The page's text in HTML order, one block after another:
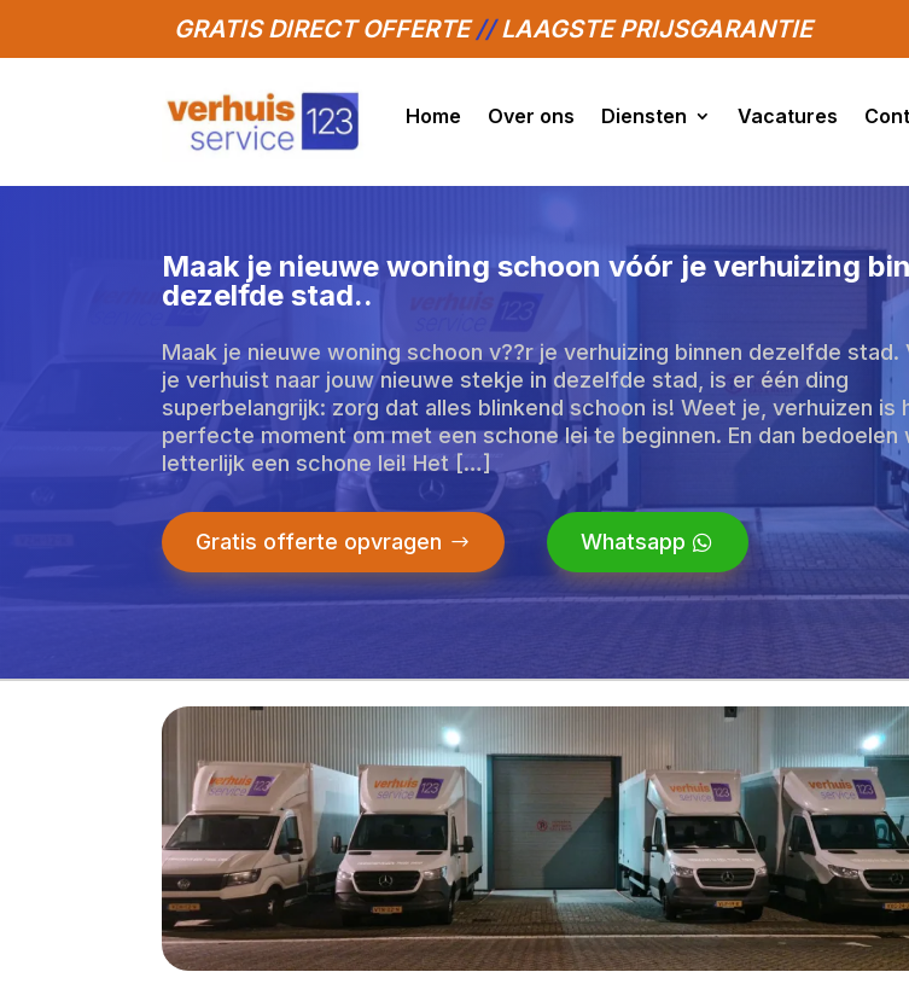
GRATIS DIRECT OFFERTE//LAAGSTE PRIJSGARANTIE
Home Over ons Diensten Vacatures
Maak je nieuwe woning schoon vóór je verhuizing
dezelfde stad.​.
Maak je nieuwe woning schoon v??r je verhuizing binnen dezelfde stad.
je verhuist naar jouw nieuwe stekje in dezelfde stad, is er één ding
superbelangrijk: zorg dat alles blinkend schoon is! Weet je, verhuizen is
perfecte moment om met een schone lei te beginnen. En dan bedoelen
letterlijk een schone lei! Het […]
Gratis offerte opvragen Whatsapp